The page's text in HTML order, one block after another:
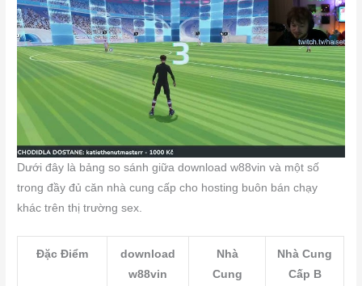
Dưới đây là bảng so sánh giữa download w88vin và một số
trong đầy đủ căn nhà cung cấp cho hosting buôn bán chạy
khác trên thị trường sex.
Đặc Điểm
download
w88vin
Nhà
Cung
Nhà Cung
Cấp B